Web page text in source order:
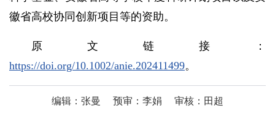
徽省高校协同创新项目等的资助。
原文链接：
https://doi.org/10.1002/anie.202411499。
编辑：张曼 预审：李娟 审核：田超